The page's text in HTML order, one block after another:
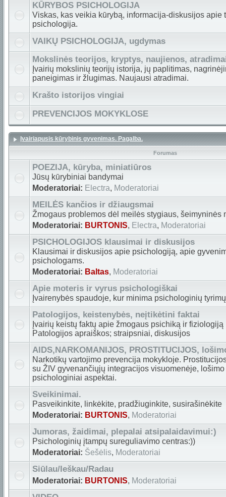
KŪRYBOS PSICHOLOGIJA
Viskas, kas veikia kūrybą, informacija-diskusijos apie
psichologija.
VAIKŲ PSICHOLOGIJA, ugdymas
Mokslinės teorijos, kryptys, naujienos,
Įvairių mokslinių teorijų istorija, jų paplitimas,
paneigimas ir žlugimas. Naujausi atradimai.
Krašto istorijos vingiai
PREVENCIJOS MOKYKLOSE
Įvairiapusis kūrybinis gyvenimas. Pagalba.
Forumas
POEZIJA, kūryba, miniatiūros
Jūsų kūrybiniai bandymai
Moderatoriai: Electra, Moderatoriai
MEILĖS kančios ir džiaugsmai
Žmogaus problemos dėl meilės stygiaus, šeimyninės
Moderatoriai: BURTONIS, Electra, Moderatoriai
PSICHOLOGIJOS klausimai ir diskusijos
Klausimai ir diskusijos apie psichologiją, apie
psichologams.
Moderatoriai: Baltas, Moderatoriai
Apie moteris ir vyrus psichologiškai
Įvairenybės spaudoje, kur minima psichologinių
Patologijos, keistenybės, neįtikėtini faktai
Įvairių keistų faktų apie žmogaus psichiką ir
Patologijos apraiškos; straipsniai, diskusijos
AIDS,NARKOMANIJOS, PROSTITUCIJOS,
Narkotikų vartojimo prevencija mokykloje.
su ŽIV gyvenančiųjų integracijos visuomenėje,
psichologiniai aspektai.
Sveikinimai.
Pasveikinkite, linkėkite, pradžiuginkite, susirašinėkite
Moderatoriai: BURTONIS, Moderatoriai
Jumoras, žaidimai, plepalai atsipalaidavimui:)
Psichologinių įtampų sureguliavimo centras:))
Moderatoriai: Šešėlis, Moderatoriai
Siūlau/Ieškau/Radau
Moderatoriai: BURTONIS, Moderatoriai